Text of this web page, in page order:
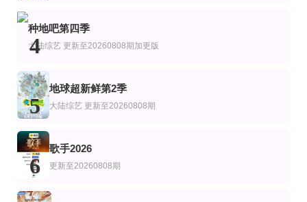
第7集
LV999的村民
猪股慧士,东山奈央,江头宏哉,岛崎信长,石见舞菜香,古贺葵,Lynn,梅原裕一郎
第7期
血战X
李尚敏,洪榛浩,박지민,곽범,서출구,하승진
全8集
克拉克森的农场第5季
杰里米·克拉克森,凯勒布·库珀,丽莎·霍根
半熟恋人第五季
脱口秀和Ta的朋友们 第3季
爱情岛(美国版)第8季
Ariana·Madix,Ciara·Miller,Tefi·Pessoa
4
种地吧第四季
大陆综艺 更新至20260808期加更版
5
地球超新鲜第2季
大陆综艺 更新至20260808期
6
歌手2026
更新至20260808期